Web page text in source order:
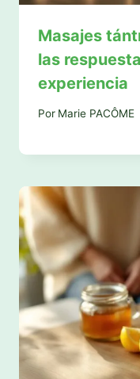
Masajes
las
experiencia
Por Marie PACÔME